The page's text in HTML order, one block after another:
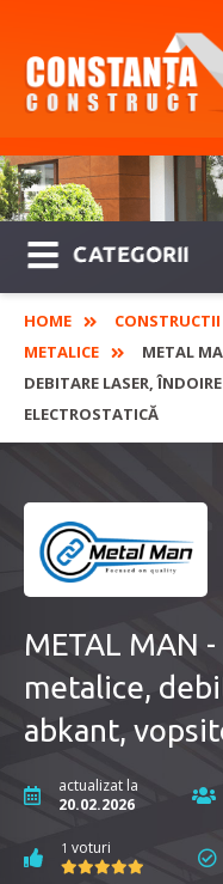
CATEGORII
HOME
METALICE
METAL
DEBITARE LASER,
ELECTROSTATICĂ
METAL MAN
metalice,
abkant,
actualizat la
20.02.2026
1 voturi